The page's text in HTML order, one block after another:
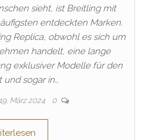
sieht, ist Breitling mit
entdeckten Marken.
Replica, obwohl es sich um
handelt, eine lange
exklusiver Modelle für den
und sogar in…
19. März 2024 0